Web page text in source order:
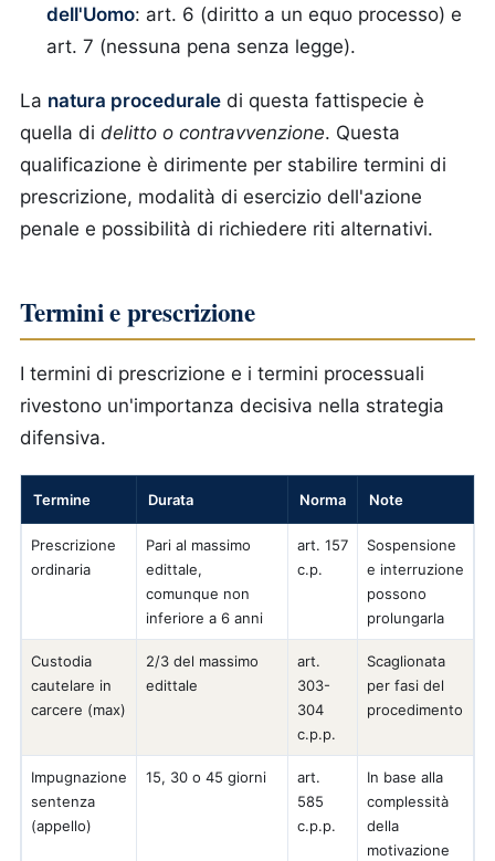
dell'Uomo: art. 6 (diritto a un equo processo) e
art. 7 (nessuna pena senza legge).
La natura procedurale di questa fattispecie è
quella di delitto o contravvenzione. Questa
qualificazione è dirimente per stabilire termini di
prescrizione, modalità di esercizio dell'azione
penale e possibilità di richiedere riti alternativi.
Termini e prescrizione
I termini di prescrizione e i termini processuali
rivestono un'importanza decisiva nella strategia
difensiva.
Termine Durata Norma Note
Prescrizione
ordinaria
Pari al massimo
edittale,
comunque non
inferiore a 6 anni
art. 157
c.p.
Sospensione
e interruzione
possono
prolungarla
Custodia
cautelare in
carcere (max)
2/3 del massimo
edittale
art.
303-
304
c.p.p.
Scaglionata
per fasi del
procedimento
Impugnazione
sentenza
(appello)
15, 30 o 45 giorni
art.
585
c.p.p.
In base alla
complessità
della
motivazione